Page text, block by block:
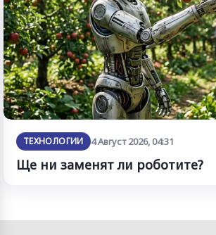
ТЕХНОЛОГИИ 4 Август 2026, 04:31
Ще ни заменят ли роботите?